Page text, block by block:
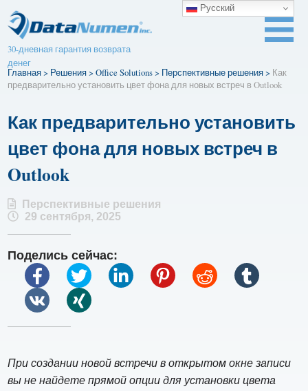
30-дневная гарантия возврата
денег
Главная> Решения>Office Solutions> Перспективные решения> Как
предварительно установить цвет фона для новых встреч в Outlook
Как предварительно установить
цвет фона для новых встреч в
Outlook
Перспективные решения
29 сентября, 2025
Поделись сейчас:
При создании новой встречи в открытом окне записи
вы не найдете прямой опции для установки цвета
Русский